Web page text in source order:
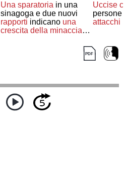
Una sparatoriain una
sinagoga e due nuovi
rapporti indicano una
crescita della minaccia
Uccise
persone
attacchi